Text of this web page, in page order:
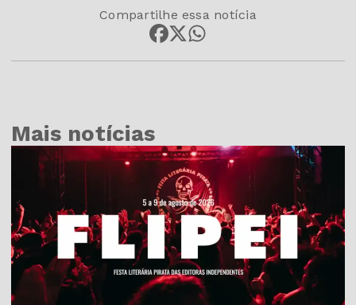
Compartilhe essa notícia
Mais notícias